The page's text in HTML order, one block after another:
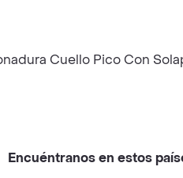
Cuello Pico Con
Encuéntranos en estos